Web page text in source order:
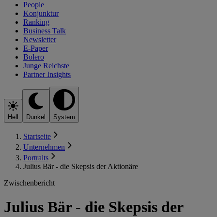
People
Konjunktur
Ranking
Business Talk
Newsletter
E-Paper
Bolero
Junge Reichste
Partner Insights
Hell Dunkel System
Startseite
Unternehmen
Portraits
Julius Bär - die Skepsis der Aktionäre
Zwischenbericht
Julius Bär - die Skepsis der